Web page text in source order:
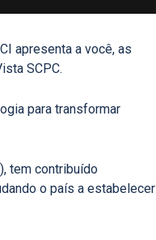
apresenta a você, as
SCPC.
para transformar
tem contribuído
o país a estabelecer